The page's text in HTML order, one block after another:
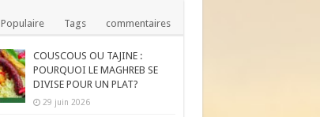
Populaire Tags commentaires
COUSCOUS OU TAJINE :
POURQUOI LE MAGHREB SE
DIVISE POUR UN PLAT?
29 juin 2026